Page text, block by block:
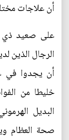
أن علاجات
على صعيد
الرجال الذين
أن يجدوا في
خليطا من
البديل
صحة العظام